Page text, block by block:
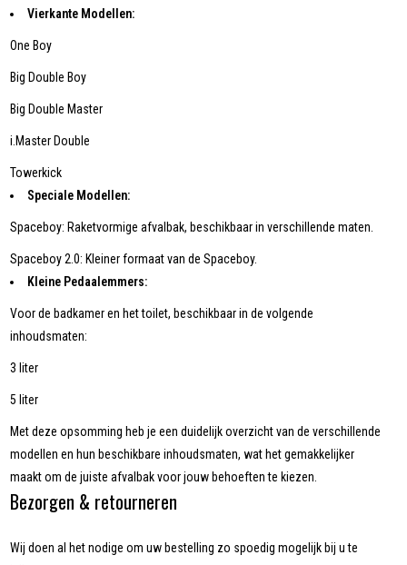
Vierkante Modellen:
One Boy
Big Double Boy
Big Double Master
i.Master Double
Towerkick
Speciale Modellen:
Spaceboy: Raketvormige afvalbak, beschikbaar in verschillende maten.
Spaceboy 2.0: Kleiner formaat van de Spaceboy.
Kleine Pedaalemmers:
Voor de badkamer en het toilet, beschikbaar in de volgende
inhoudsmaten:
3 liter
5 liter
Met deze opsomming heb je een duidelijk overzicht van de verschillende
modellen en hun beschikbare inhoudsmaten, wat het gemakkelijker
maakt om de juiste afvalbak voor jouw behoeften te kiezen.
Bezorgen & retourneren
Wij doen al het nodige om uw bestelling zo spoedig mogelijk bij u te